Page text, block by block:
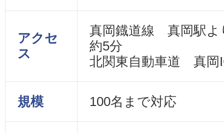
アクセ
ス
真岡鐡道線 真岡駅よ
約5分
北関東自動車道 真岡
規模 100名まで対応